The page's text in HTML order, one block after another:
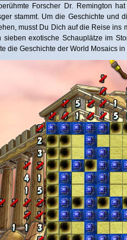
Forscher Dr. Remington
stammt. Um die Geschichte und
musst Du Dich auf die Reise ins
sieben exotische Schauplätze im
die Geschichte der World Mosaics